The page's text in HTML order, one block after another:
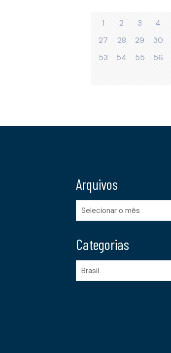
1 2 3 4
27
28 29 30
53
54 55 56
Arquivos
Arquivos
Categorias
Categorias